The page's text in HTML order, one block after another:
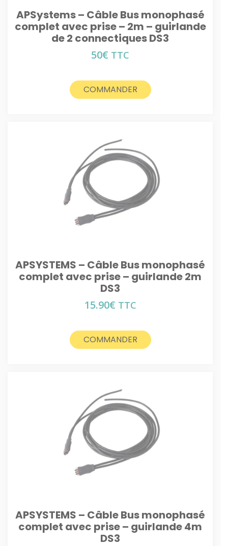
APSystems – Câble Bus monophasé
complet avec prise – 2m – guirlande
de 2 connectiques DS3
50€ TTC
COMMANDER
APSYSTEMS – Câble Bus monophasé
complet avec prise – guirlande 2m
DS3
15.90€ TTC
COMMANDER
APSYSTEMS – Câble Bus monophasé
complet avec prise – guirlande 4m
DS3